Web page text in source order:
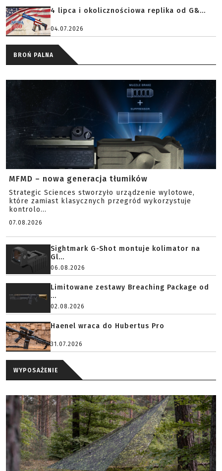
4 lipca i okolicznościowa replika od G&...
04.07.2026
BROŃ PALNA
MFMD – nowa generacja tłumików
Strategic Sciences stworzyło urządzenie wylotowe,
które zamiast klasycznych przegród wykorzystuje
kontrolo...
07.08.2026
Sightmark G-Shot montuje kolimator na
Gl...
06.08.2026
Limitowane zestawy Breaching Package od
...
02.08.2026
Haenel wraca do Hubertus Pro
31.07.2026
WYPOSAŻENIE